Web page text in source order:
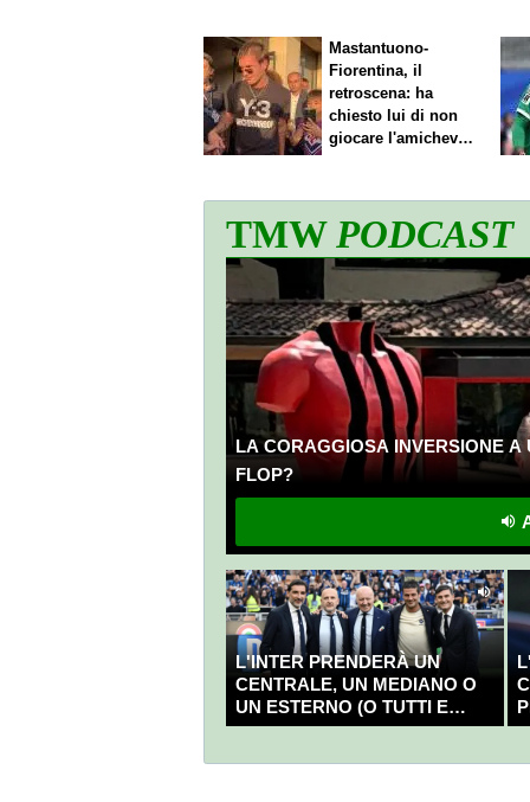
Mastantuono-
Fiorentina, il
retroscena: ha
chiesto lui di non
giocare l'amichevole
TMWPODCAST
LA CORAGGIOSA INVERSIONE
FLOP?
L'INTER PRENDERÀ UN
CENTRALE, UN MEDIANO O
UN ESTERNO (O TUTTI E
TRE?)